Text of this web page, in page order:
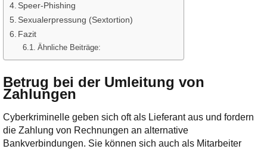
Speer-Phishing
Sexualerpressung (Sextortion)
Fazit
Ähnliche Beiträge:
Betrug bei der Umleitung von
Zahlungen
Cyberkriminelle geben sich oft als Lieferant aus und fordern
die Zahlung von Rechnungen an alternative
Bankverbindungen. Sie können sich auch als Mitarbeiter